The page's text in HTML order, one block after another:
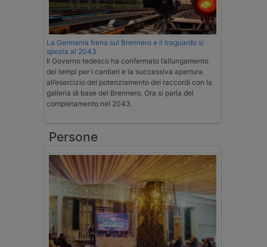
La Germania frena sul Brennero e il traguardo si
sposta al 2043
Il Governo tedesco ha confermato l’allungamento
dei tempi per i cantieri e la successiva apertura
all’esercizio del potenziamento dei raccordi con la
galleria di base del Brennero. Ora si parla del
completamento nel 2043.
Persone